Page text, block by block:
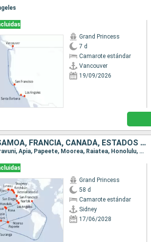
Grand Princess
7 d
Camarote estándar
Vancouver
19/09/2026
AUSTRALIA, NUEVA ZELANDA, FIDJI (ISLAS), SAMOA, FRANCIA, CANADÁ, ESTADOS UNIDOS, JAPÓN
Itinerario : Sidney, Norfolk, Auckland, Tauranga, Suva, Isla Dravuni, Apia, Papeete, Moorea, Raiatea, Honolulu, Kauai, Kona, Los Angeles, San Diego, San Francisco, Victoria, Vancouver, Ketchikán, Juneau, Skagway, Hubard Glacier, College Fjord, Whittier, Kushiro, Hakodate, Tokyo
Grand Princess
58 d
Camarote estándar
Sidney
17/06/2028